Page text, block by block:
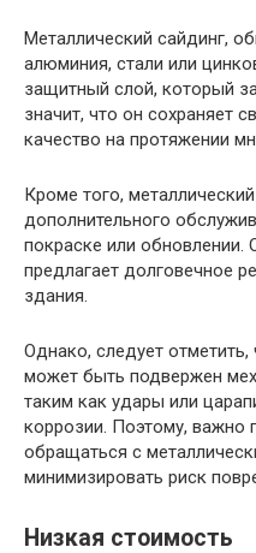
Металлический сайдинг,
алюминия, стали или
защитный слой, который
значит, что он сохраняет
качество на протяжении
Кроме того,
дополнительного
покраске или обновлении.
предлагает долговечное
здания.
Однако, следует
может быть подвержен
таким как удары или
коррозии. Поэтому, важно
обращаться с
минимизировать риск
Низкая стоимость